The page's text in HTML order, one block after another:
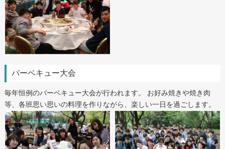
バーベキュー大会
毎年恒例のバーベキュー大会が行われます。 お好み焼きや焼き肉
等、各班思い思いの料理を作りながら、楽しい一日を過ごします。